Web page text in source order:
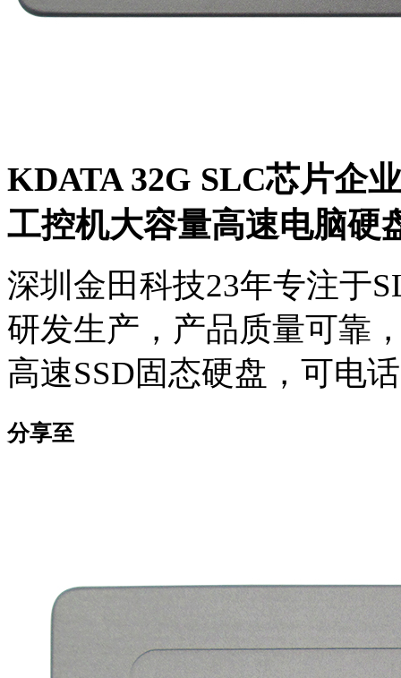
KDATA 32G SLC芯片企
工控机大容量高速电脑硬
深圳金田科技23年专注于
研发生产，产品质量可靠
高速SSD固态硬盘，可电
分享至